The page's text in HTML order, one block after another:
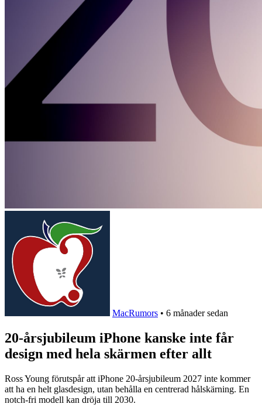
MacRumors • 6 månader sedan
20-årsjubileum iPhone kanske inte får
design med hela skärmen efter allt
Ross Young förutspår att iPhone 20-årsjubileum 2027 inte kommer
att ha en helt glasdesign, utan behålla en centrerad hålskärning. En
notch-fri modell kan dröja till 2030.